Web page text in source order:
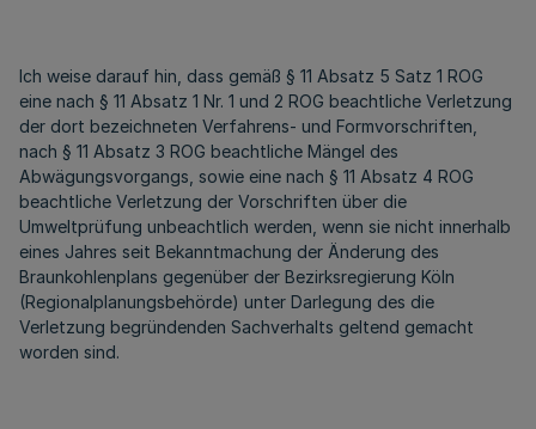
Ich weise darauf hin, dass gemäß § 11 Absatz 5 Satz 1 ROG
eine nach § 11 Absatz 1 Nr. 1 und 2 ROG beachtliche Verletzung
der dort bezeichneten Verfahrens- und Formvorschriften,
nach § 11 Absatz 3 ROG beachtliche Mängel des
Abwägungsvorgangs, sowie eine nach § 11 Absatz 4 ROG
beachtliche Verletzung der Vorschriften über die
Umweltprüfung unbeachtlich werden, wenn sie nicht innerhalb
eines Jahres seit Bekanntmachung der Änderung des
Braunkohlenplans gegenüber der Bezirksregierung Köln
(Regionalplanungsbehörde) unter Darlegung des die
Verletzung begründenden Sachverhalts geltend gemacht
worden sind.